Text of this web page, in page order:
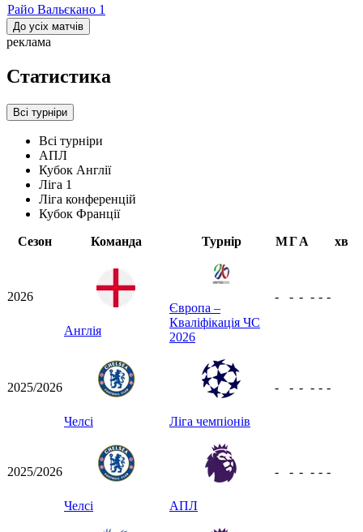
Райо Вальєкано 1
До усіх матчів
реклама
Статистика
Всі турніри
Всі турніри
АПЛ
Кубок Англії
Ліга 1
Ліга конференцій
Кубок Франції
Сезон
Команда Турнір МГА хв
2026
Англія
Європа –
Кваліфікація ЧС
2026
- - - - - -
2025/2026
Челсі Ліга чемпіонів
- - - - - -
2025/2026
Челсі АПЛ
- - - - - -